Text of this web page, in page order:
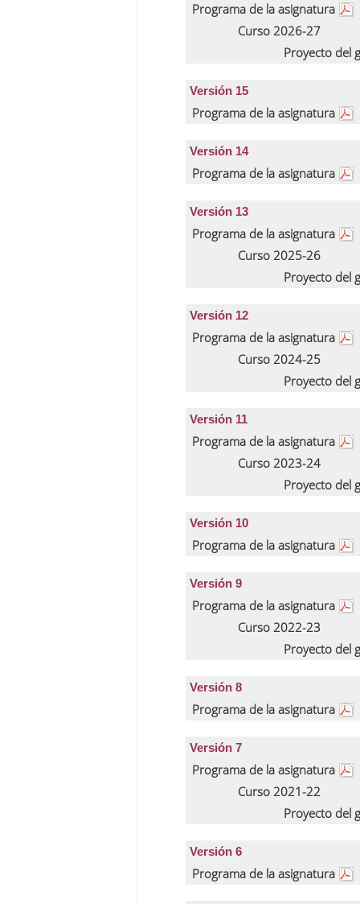
Programa de la asignatura
Curso 2026-27
Proyecto del
Versión 15
Programa de la asignatura
Versión 14
Programa de la asignatura
Versión 13
Programa de la asignatura
Curso 2025-26
Proyecto del
Versión 12
Programa de la asignatura
Curso 2024-25
Proyecto del
Versión 11
Programa de la asignatura
Curso 2023-24
Proyecto del
Versión 10
Programa de la asignatura
Versión 9
Programa de la asignatura
Curso 2022-23
Proyecto del
Versión 8
Programa de la asignatura
Versión 7
Programa de la asignatura
Curso 2021-22
Proyecto del
Versión 6
Programa de la asignatura